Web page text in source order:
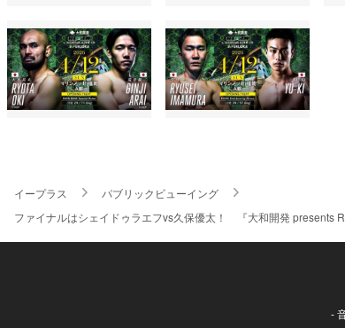
イープラス
パブリックビューイング
ファイナルはシェイドゥラエフvs久保優太！ 『大和開発 presents
-